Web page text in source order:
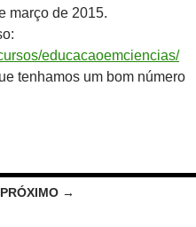
março de 2015.
educacaoemciencias/
tenhamos um bom número
PRÓXIMO →